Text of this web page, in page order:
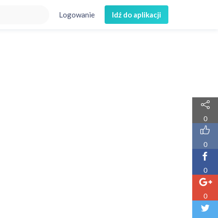
Logowanie Idź do aplikacji
0
0
0
0